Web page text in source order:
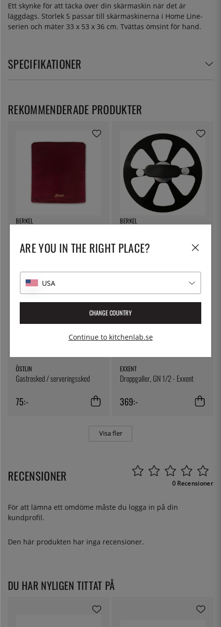
Ett skynke för att täcka över din skärmaskin när det är
läggdags. Storlek S passar till skärmaskinerna i Home Line-
serien och mäter 33 x 53 x 36 cm. Tvättas ömsint för hand.
SPECIFIKATIONER
BERKEL
- Berkel
749:-
BERKEL
- Berkel
1 395:-
ÖSTLIN
Gastrosked / serveringssked
75:-
EXXENT
Droppgaller, GN 1/2 - Exxent
369:-
Visa fler
REKOMMENDERADE PRODUKTER
RECENSIONER 0 Recensioner
För att lämna ett omdöme måste du logga in på din
kundprofil.
Den här produkten har inga recensioner.
DU HAR NYLIGEN TITTAT PÅ
ARE YOU IN THE RIGHT PLACE?
USA
CHANGE COUNTRY
Continue to kitchenlab.se